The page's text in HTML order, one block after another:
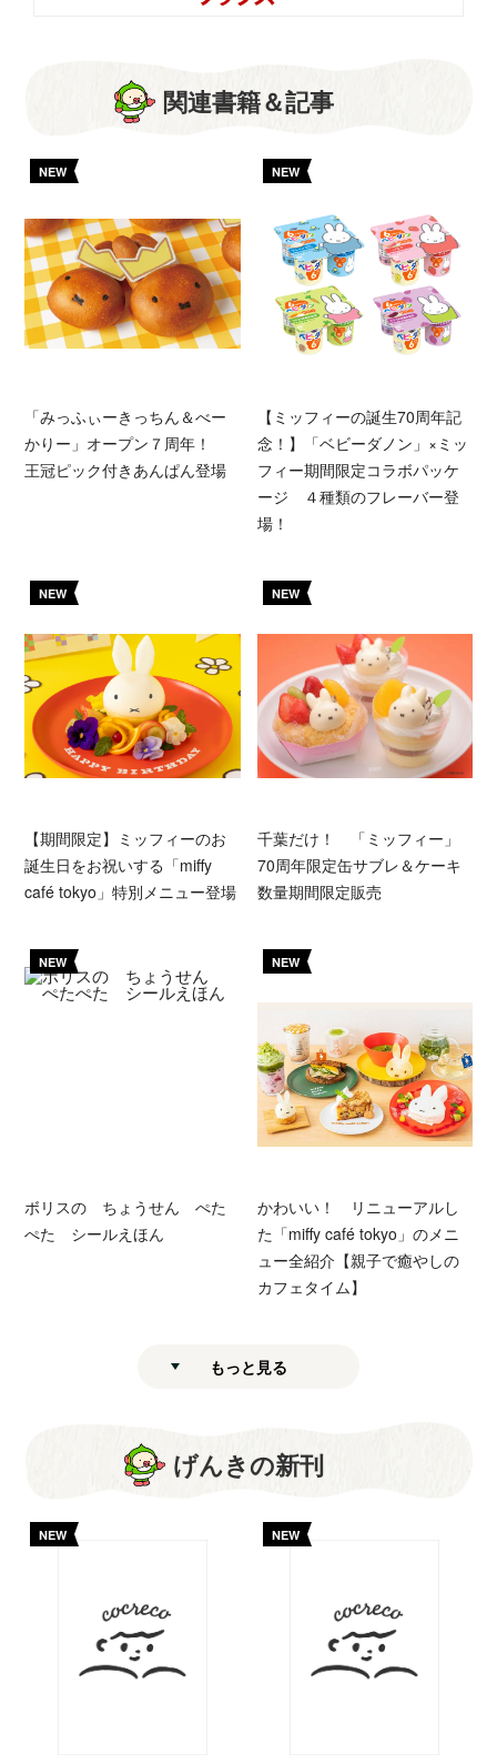
関連書籍＆記事
NEW
「みっふぃーきっちん＆べー
かりー」オープン７周年！
王冠ピック付きあんぱん登場
NEW
【ミッフィーの誕生70周年記
念！】「ベビーダノン」×ミッ
フィー期間限定コラボパッケ
ージ ４種類のフレーバー登
場！
NEW
【期間限定】ミッフィーのお
誕生日をお祝いする「miffy
café tokyo」特別メニュー登場
NEW
千葉だけ！ 「ミッフィー」
70周年限定缶サブレ＆ケーキ
数量期間限定販売
NEW
ボリスの ちょうせん ぺた
ぺた シールえほん
NEW
かわいい！ リニューアルし
た「miffy café tokyo」のメニ
ュー全紹介【親子で癒やしの
カフェタイム】
もっと見る
げんきの新刊
NEW NEW